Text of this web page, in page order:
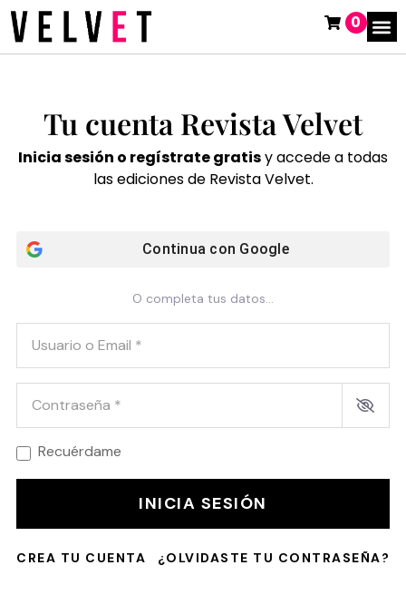
0
Tu cuenta Revista Velvet
Inicia sesión o regístrate gratisy accede a todas
las ediciones de Revista Velvet.
Continua con Google
O completa tus datos...
Usuario o Email*
Contraseña*
Recuérdame
INICIA SESIÓN
CREA TU CUENTA ¿OLVIDASTE TU CONTRASEÑA?